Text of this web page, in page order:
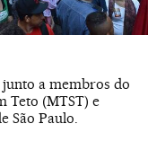
a membros do
Teto (MTST) e
São Paulo.